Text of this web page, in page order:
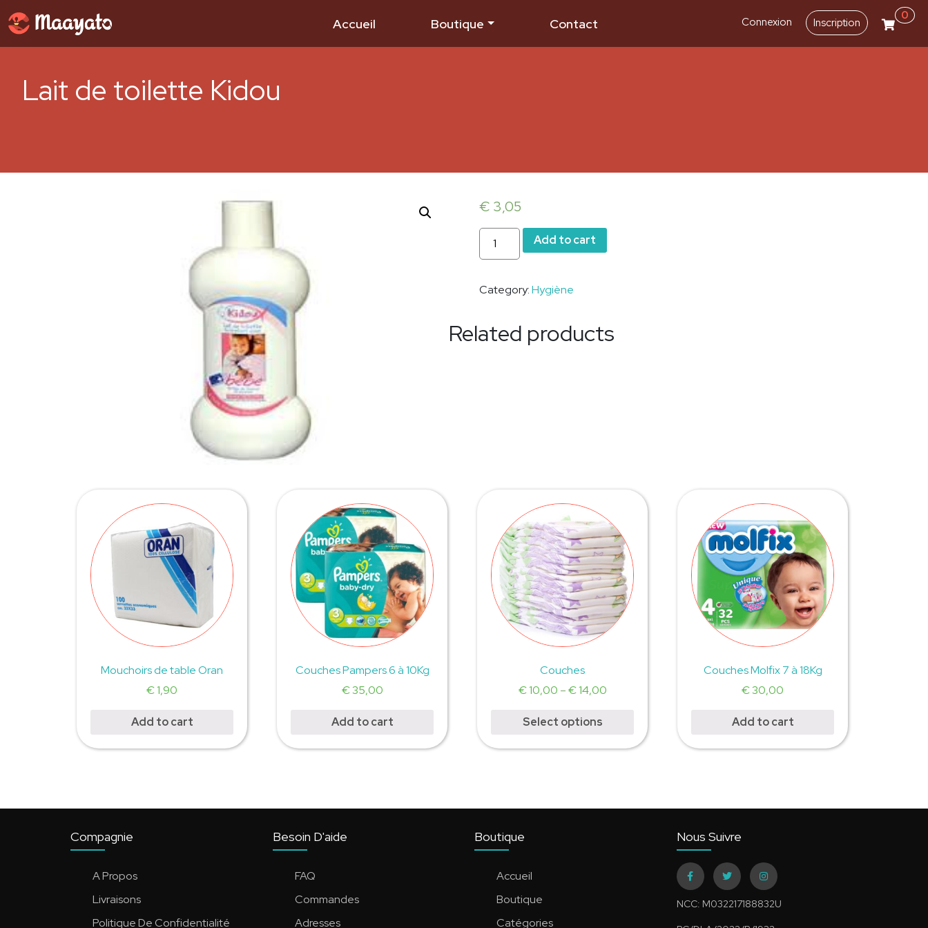
Accueil Boutique Contact Connexion Inscription
0
Lait de toilette Kidou
€ 3,05
Lait
Kidou
Add to cart
Category:Hygiène
Related products
Mouchoirs de table Oran
€1,90
Add to cart
Couches Pampers 6 à 10Kg
€35,00
Add to cart
Couches
€10,00 –€14,00
Select options
Couches Molfix 7 à 18Kg
€30,00
Add to cart
Compagnie
A Propos
Livraisons
Politique De Confidentialité
Besoin D'aide
FAQ
Commandes
Adresses
Boutique
Accueil
Boutique
Catégories
Nous Suivre
NCC: M032217188832U